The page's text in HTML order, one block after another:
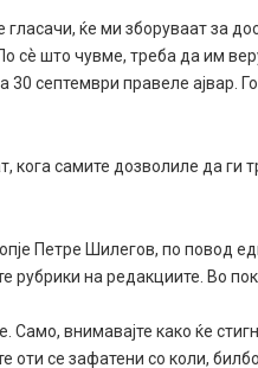
гласачи, ќе ми зборуваат за
сѐ што чувме, треба да им
30 септември правеле ајвар.
кога самите дозволиле да
Петре Шилегов, по повод
рубрики на редакциите. Во
Само, внимавајте како ќе
се зафатени со коли,